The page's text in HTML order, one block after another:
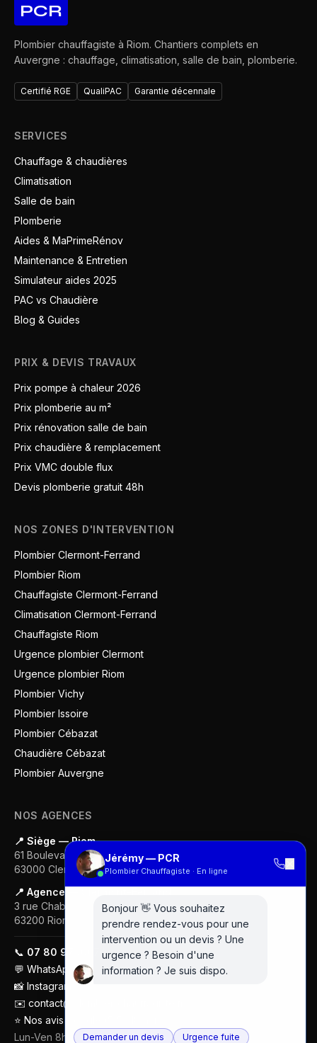
PCR
Plombier chauffagiste à Riom. Chantiers complets en
Auvergne : chauffage, climatisation, salle de bain, plomberie.
Certifié RGE QualiPAC Garantie décennale
SERVICES
Chauffage & chaudières
Climatisation
Salle de bain
Plomberie
Aides & MaPrimeRénov
Maintenance & Entretien
Simulateur aides 2025
PAC vs Chaudière
Blog & Guides
PRIX & DEVIS TRAVAUX
Prix pompe à chaleur 2026
Prix plomberie au m²
Prix rénovation salle de bain
Prix chaudière & remplacement
Prix VMC double flux
Devis plomberie gratuit 48h
NOS ZONES D'INTERVENTION
Plombier Clermont-Ferrand
Plombier Riom
Chauffagiste Clermont-Ferrand
Climatisation Clermont-Ferrand
Chauffagiste Riom
Urgence plombier Clermont
Urgence plombier Riom
Plombier Vichy
Plombier Issoire
Plombier Cébazat
Chaudière Cébazat
Plombier Auvergne
NOS AGENCES
📍 Siège — Riom
61 Boulevard Gustave Flaubert
63000 Clermont-Ferrand
📍 Agence — Clermont-Ferrand
3 rue Chabrol
63200 Riom
📞 07 80 97 00 74
💬 WhatsApp
📸 Instagram
✉️ contact@plombier-chauffagiste.fr
⭐ Nos avis Google (5/5 · 18 avis)
Lun-Ven 8h-18h
Jérémy — PCR
Plombier Chauffagiste · En ligne
Bonjour 👋 Vous souhaitez
prendre rendez-vous pour une
intervention ou un devis ? Une
urgence ? Besoin d'une
information ? Je suis dispo.
Demander un devis Urgence fuite